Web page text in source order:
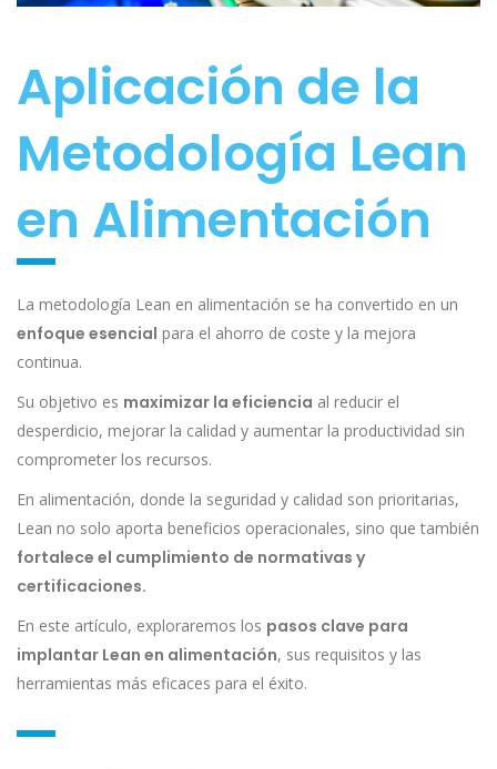
Aplicación de la
Metodología Lean
en Alimentación
La metodología Lean en alimentación se ha convertido en un
enfoque esencial para el ahorro de coste y la mejora
continua.
Su objetivo es maximizar la eficiencia al reducir el
desperdicio, mejorar la calidad y aumentar la productividad sin
comprometer los recursos.
En alimentación, donde la seguridad y calidad son prioritarias,
Lean no solo aporta beneficios operacionales, sino que también
fortalece el cumplimiento de normativas y
certificaciones.
En este artículo, exploraremos los pasos clave para
implantar Lean en alimentación, sus requisitos y las
herramientas más eficaces para el éxito.